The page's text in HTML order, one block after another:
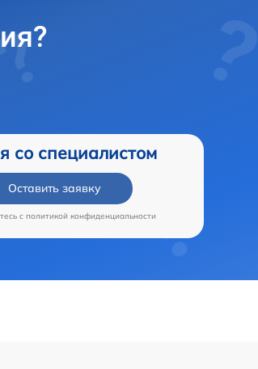
со специалистом
Оставить заявку
c политикой конфиденциальности